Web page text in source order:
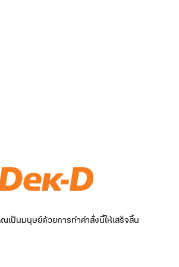
เป็นมนุษย์ด้วยการทำคำสั่งนี้ให้เสร็จสิ้น